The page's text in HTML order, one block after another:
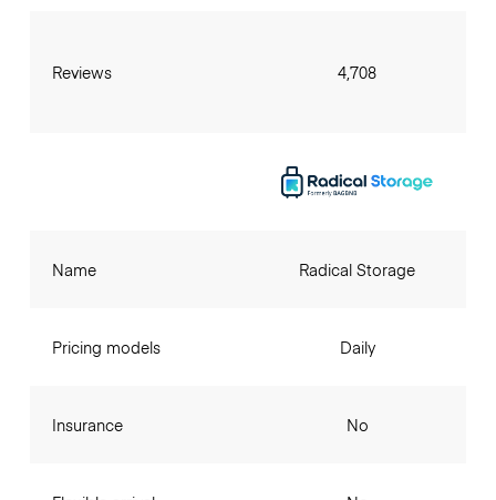
Reviews 4,708
Name
Pricing models
Insurance
Radical Storage
Daily
No